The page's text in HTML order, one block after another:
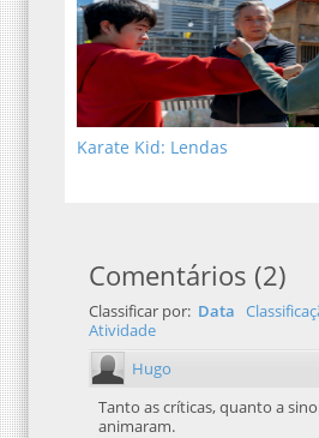
Karate Kid: Lendas
Comentários (2)
Classificar por: Data
Atividade
Hugo
Tanto as críticas, quanto a
animaram.